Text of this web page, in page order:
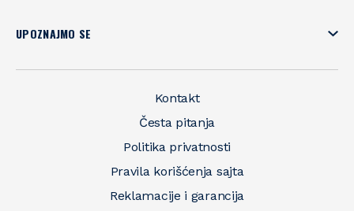
UPOZNAJMO SE
Kontakt
Česta pitanja
Politika privatnosti
Pravila korišćenja sajta
Reklamacije i garancija